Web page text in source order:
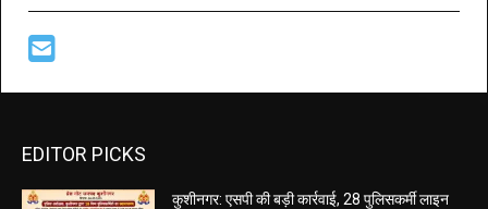
EDITOR PICKS
कुशीनगर: एसपी की बड़ी कार्रवाई, 28 पुलिसकर्मी लाइन